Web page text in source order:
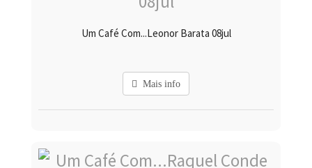
Um Café Com...Leonor Barata 08jul
Mais info